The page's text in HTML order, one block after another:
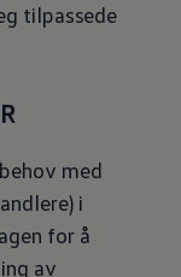
tilpassede
med
i
for å
av